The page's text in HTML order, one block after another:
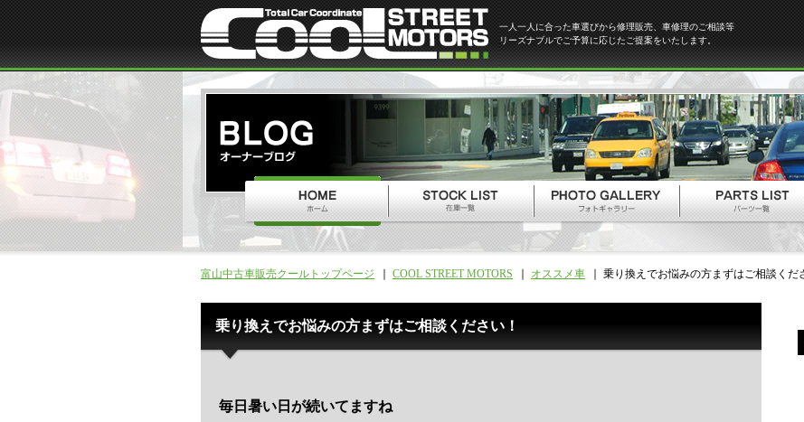
一人一人に合った車選びから修理販売、車修理のご相談等
リーズナブルでご予算に応じたご提案をいたします。
富山中古車販売クールトップページ COOL STREET MOTORS オススメ車 乗り換えでお悩みの方まずはご相談くだ
乗り換えでお悩みの方まずはご相談ください！
毎日暑い日が続いてますね